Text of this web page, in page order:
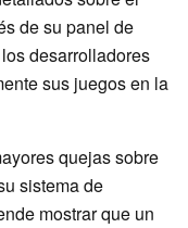
de su panel de
desarrolladores
sus juegos en la
quejas sobre
sistema de
mostrar que un